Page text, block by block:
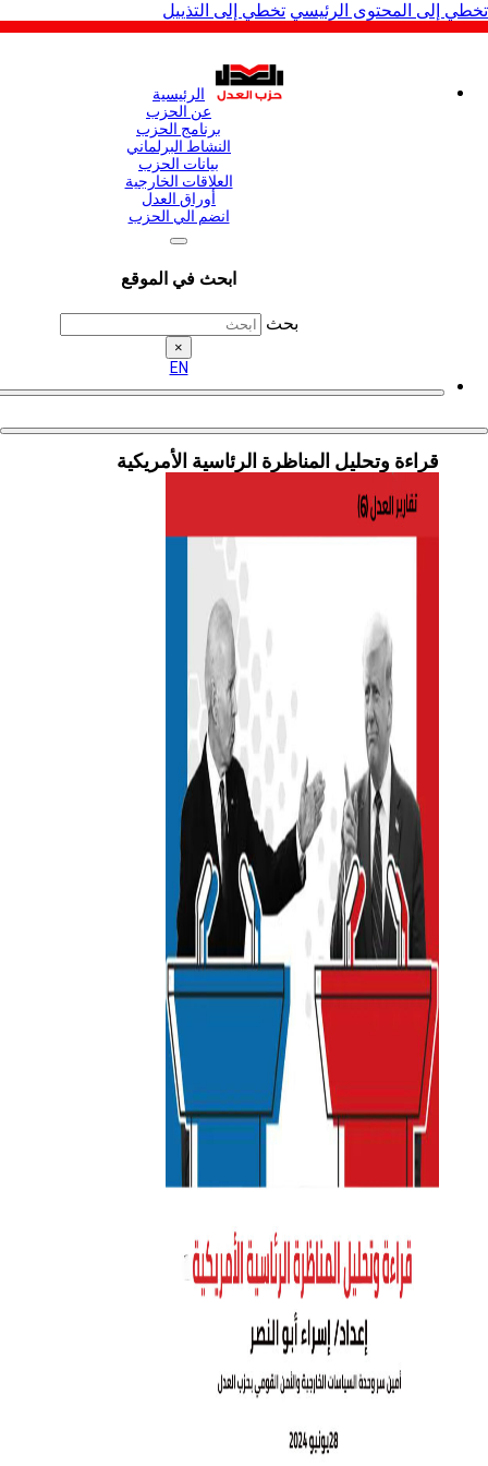
المحتوى الرئيسي تخطي إلى التذييل
الرئيسية
عن الحزب
برنامج الحزب
النشاط البرلماني
بيانات الحزب
العلاقات الخارجية
أوراق العدل
انضم الي الحزب
ابحث في الموقع
قراءة وتحليل المناظرة الرئاسية الأمريكية